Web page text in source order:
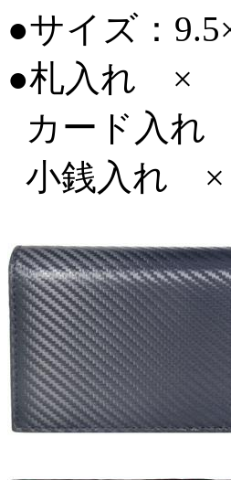
●サイズ：
●札入れ ×
カード入
小銭入れ